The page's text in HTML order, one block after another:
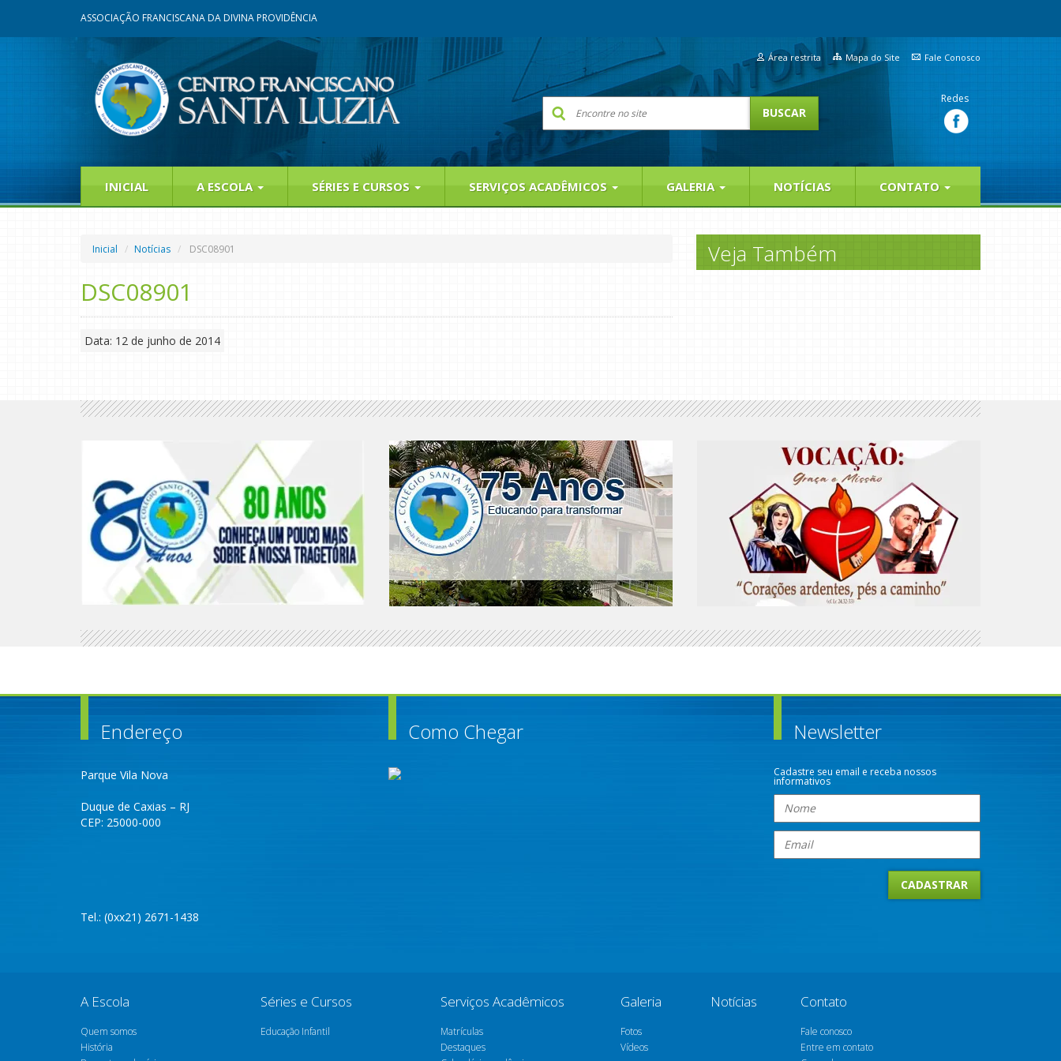
ASSOCIAÇÃO FRANCISCANA DA DIVINA PROVIDÊNCIA
Área restrita Mapa do Site Fale Conosco
Redes
INICIAL A ESCOLA SÉRIES E CURSOS SERVIÇOS ACADÊMICOS GALERIA NOTÍCIAS CONTATO
Inicial Notícias DSC08901
DSC08901
Data: 12 de junho de 2014
Veja Também
Endereço
Parque Vila Nova
Duque de Caxias – RJ
CEP: 25000-000
Tel.: (0xx21) 2671-1438
Como Chegar Newsletter
Cadastre seu email e receba nossos
informativos
A Escola
Quem somos
História
Séries e Cursos
Educação Infantil
Serviços Acadêmicos
Matrículas
Destaques
Galeria
Fotos
Vídeos
Notícias Contato
Fale conosco
Entre em contato